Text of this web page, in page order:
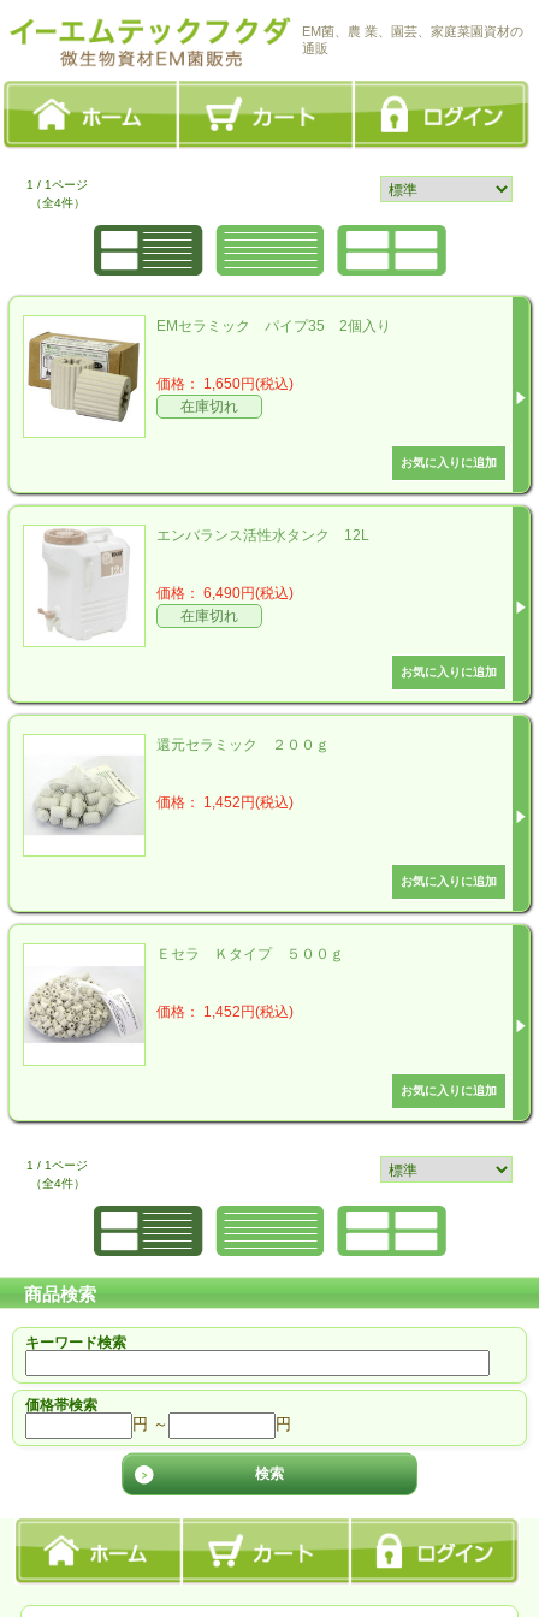
EM菌、農 業、園芸、家庭菜園資材の
通販
1 / 1ページ
（全4件）
EMセラミック パイプ35 2個入り
価格： 1,650円(税込)
在庫切れ
エンバランス活性水タンク 12L
価格： 6,490円(税込)
在庫切れ
還元セラミック ２００ｇ
価格： 1,452円(税込)
Ｅセラ Ｋタイプ ５００ｇ
価格： 1,452円(税込)
1 / 1ページ
（全4件）
商品検索
キーワード検索
価格帯検索
円 ～ 円